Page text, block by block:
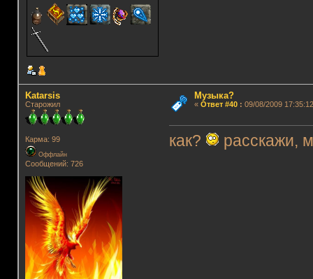
Katarsis
Старожил
Карма: 99
Оффлайн
Сообщений: 726
Музыка?
« Ответ #40: 09/08/2009
как? расскажи,